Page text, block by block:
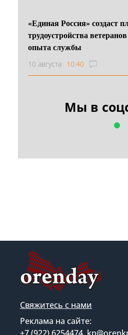
«Единая Россия» создаст
трудоустройства
опыта службы
10 августа 10:40
Мы в
Свяжитесь с нами